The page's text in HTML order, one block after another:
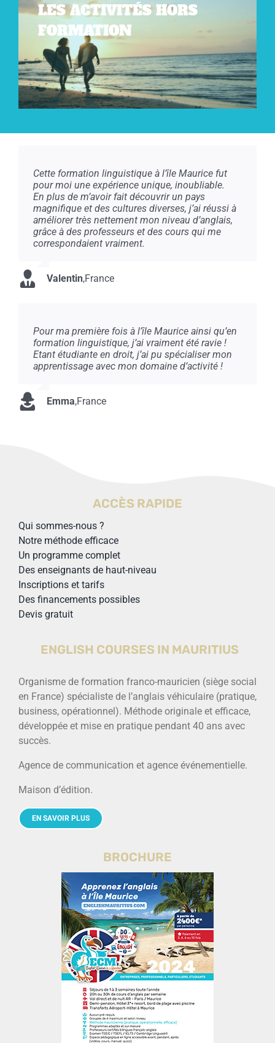
LES ACTIVITÉS HORS
FORMATION
Cette formation linguistique à l’île Maurice fut
pour moi une expérience unique, inoubliable.
En plus de m’avoir fait découvrir un pays
magnifique et des cultures diverses, j’ai réussi à
améliorer très nettement mon niveau d’anglais,
grâce à des professeurs et des cours qui me
correspondaient vraiment.
Valentin,France
Pour ma première fois à l’île Maurice ainsi qu’en
formation linguistique, j’ai vraiment été ravie !
Etant étudiante en droit, j’ai pu spécialiser mon
apprentissage avec mon domaine d’activité !
Emma,France
ACCÈS RAPIDE
Qui sommes-nous ?
Notre méthode efficace
Un programme complet
Des enseignants de haut-niveau
Inscriptions et tarifs
Des financements possibles
Devis gratuit
ENGLISH COURSES IN MAURITIUS
Organisme de formation franco-mauricien (siège social
en France) spécialiste de l’anglais véhiculaire (pratique,
business, opérationnel). Méthode originale et efficace,
développée et mise en pratique pendant 40 ans avec
succès.
Agence de communication et agence événementielle.
Maison d’édition.
EN SAVOIR PLUS
BROCHURE